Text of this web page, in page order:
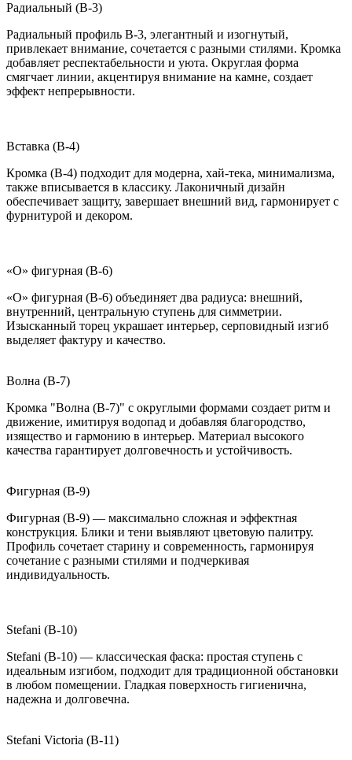
Радиальный (B-3)
Радиальный профиль B-3, элегантный и изогнутый,
привлекает внимание, сочетается с разными стилями. Кромка
добавляет респектабельности и уюта. Округлая форма
смягчает линии, акцентируя внимание на камне, создает
эффект непрерывности.
Вставка (B-4)
Кромка (B-4) подходит для модерна, хай-тека, минимализма,
также вписывается в классику. Лаконичный дизайн
обеспечивает защиту, завершает внешний вид, гармонирует с
фурнитурой и декором.
«О» фигурная (B-6)
«О» фигурная (B-6) объединяет два радиуса: внешний,
внутренний, центральную ступень для симметрии.
Изысканный торец украшает интерьер, серповидный изгиб
выделяет фактуру и качество.
Волна (B-7)
Кромка "Волна (B-7)" с округлыми формами создает ритм и
движение, имитируя водопад и добавляя благородство,
изящество и гармонию в интерьер. Материал высокого
качества гарантирует долговечность и устойчивость.
Фигурная (B-9)
Фигурная (B-9) — максимально сложная и эффектная
конструкция. Блики и тени выявляют цветовую палитру.
Профиль сочетает старину и современность, гармонируя
сочетание с разными стилями и подчеркивая
индивидуальность.
Stefani (B-10)
Stefani (B-10) — классическая фаска: простая ступень с
идеальным изгибом, подходит для традиционной обстановки
в любом помещении. Гладкая поверхность гигиенична,
надежна и долговечна.
Stefani Victoria (B-11)